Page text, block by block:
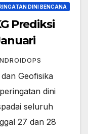
DINI BENCANA
Prediksi
Geofisika
dini
seluruh
27 dan 28